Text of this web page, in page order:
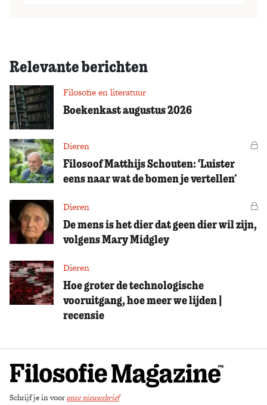
Relevante berichten
Filosofie en literatuur
Boekenkast augustus 2026
Dieren
Filosoof Matthijs Schouten: ‘Luister
eens naar wat de bomen je vertellen’
Dieren
De mens is het dier dat geen dier wil zijn,
volgens Mary Midgley
Dieren
Hoe groter de technologische
vooruitgang, hoe meer we lijden |
recensie
Schrijf je in vooronze nieuwsbrief